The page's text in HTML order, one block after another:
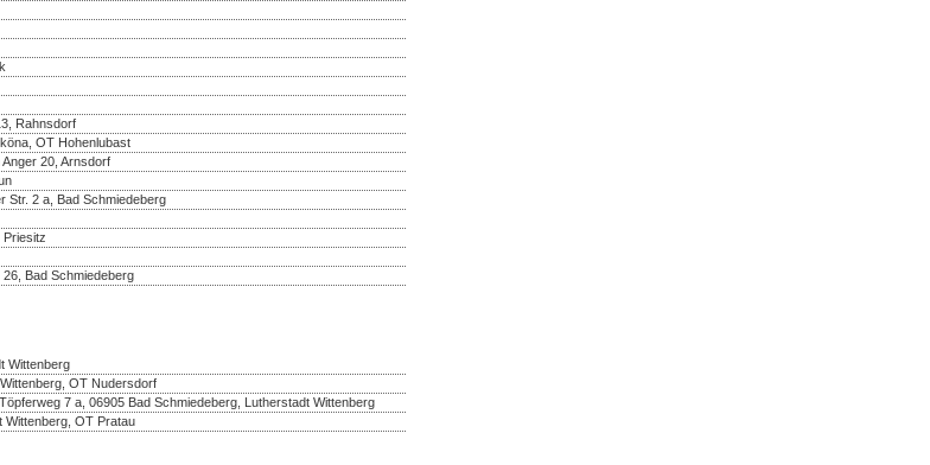
Rahnsdorf
OT Hohenlubast
20, Arnsdorf
Str. 2 a, Bad Schmiedeberg
Priesitz
Bad Schmiedeberg
Wittenberg
OT Nudersdorf
7 a, 06905 Bad Schmiedeberg, Lutherstadt Wittenberg
Wittenberg, OT Pratau